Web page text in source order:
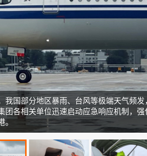
我国部分地区暴雨、台风等极端天气频
团各相关单位迅速启动应急响应机制，
。